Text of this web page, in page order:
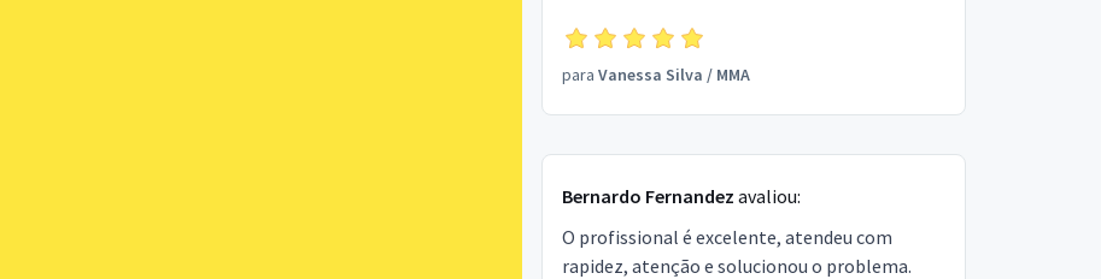
para Vanessa Silva / MMA
Bernardo Fernandez avaliou:
O profissional é excelente, atendeu com
rapidez, atenção e solucionou o problema.